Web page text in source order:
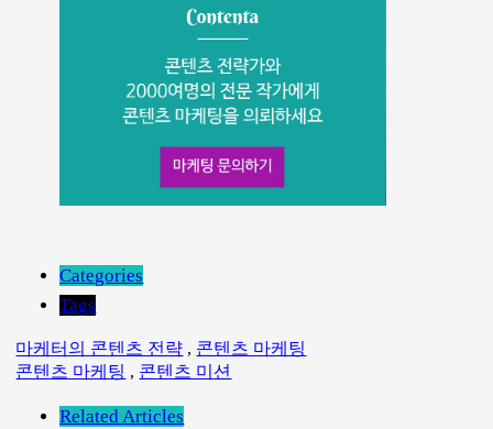
Categories
Tags
마케터의 콘텐츠 전략 , 콘텐츠 마케팅
콘텐츠 마케팅 , 콘텐츠 미션
Related Articles